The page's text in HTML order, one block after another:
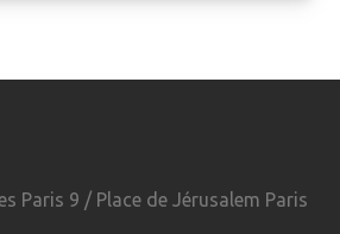
Paris 9 / Place de Jérusalem Paris